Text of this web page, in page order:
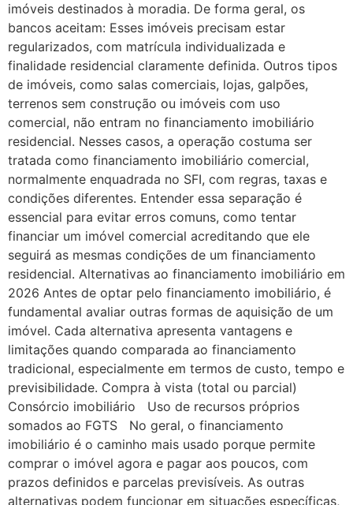
imóveis destinados à moradia. De forma geral, os
bancos aceitam: Esses imóveis precisam estar
regularizados, com matrícula individualizada e
finalidade residencial claramente definida. Outros tipos
de imóveis, como salas comerciais, lojas, galpões,
terrenos sem construção ou imóveis com uso
comercial, não entram no financiamento imobiliário
residencial. Nesses casos, a operação costuma ser
tratada como financiamento imobiliário comercial,
normalmente enquadrada no SFI, com regras, taxas e
condições diferentes. Entender essa separação é
essencial para evitar erros comuns, como tentar
financiar um imóvel comercial acreditando que ele
seguirá as mesmas condições de um financiamento
residencial. Alternativas ao financiamento imobiliário em
2026 Antes de optar pelo financiamento imobiliário, é
fundamental avaliar outras formas de aquisição de um
imóvel. Cada alternativa apresenta vantagens e
limitações quando comparada ao financiamento
tradicional, especialmente em termos de custo, tempo e
previsibilidade. Compra à vista (total ou parcial)
Consórcio imobiliário Uso de recursos próprios
somados ao FGTS No geral, o financiamento
imobiliário é o caminho mais usado porque permite
comprar o imóvel agora e pagar aos poucos, com
prazos definidos e parcelas previsíveis. As outras
alternativas podem funcionar em situações específicas,